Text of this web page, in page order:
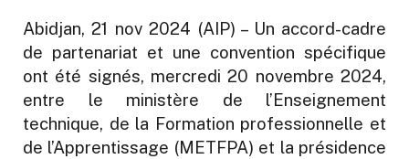
Abidjan, 21 nov 2024 (AIP) – Un accord-cadre
de partenariat et une convention spécifique
ont été signés, mercredi 20 novembre 2024,
entre le ministère de l’Enseignement
technique, de la Formation professionnelle et
de l’Apprentissage (METFPA) et la présidence